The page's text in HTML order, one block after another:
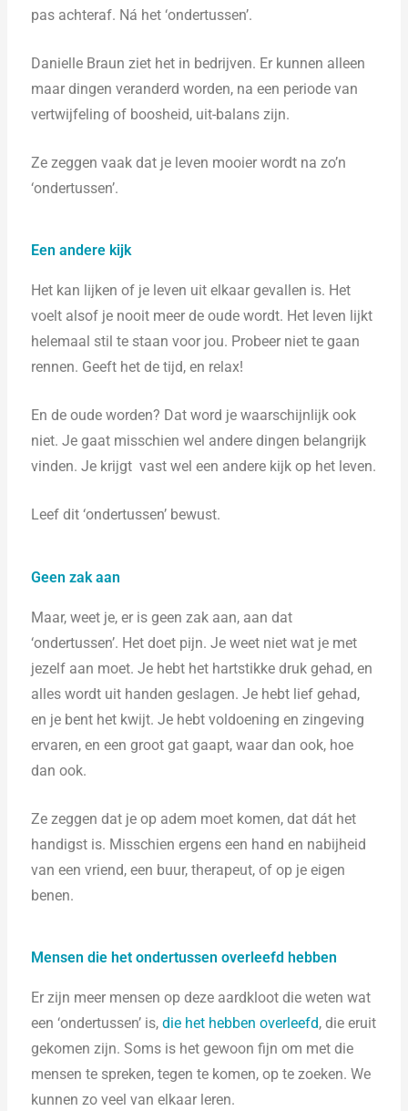
pas achteraf. Ná het ‘ondertussen’.
Danielle Braun ziet het in bedrijven. Er kunnen alleen
maar dingen veranderd worden, na een periode van
vertwijfeling of boosheid, uit-balans zijn.
Ze zeggen vaak dat je leven mooier wordt na zo’n
‘ondertussen’.
Een andere kijk
Het kan lijken of je leven uit elkaar gevallen is. Het
voelt alsof je nooit meer de oude wordt. Het leven lijkt
helemaal stil te staan voor jou. Probeer niet te gaan
rennen. Geeft het de tijd, en relax!
En de oude worden? Dat word je waarschijnlijk ook
niet. Je gaat misschien wel andere dingen belangrijk
vinden. Je krijgt vast wel een andere kijk op het leven.
Leef dit ‘ondertussen’ bewust.
Geen zak aan
Maar, weet je, er is geen zak aan, aan dat
‘ondertussen’. Het doet pijn. Je weet niet wat je met
jezelf aan moet. Je hebt het hartstikke druk gehad, en
alles wordt uit handen geslagen. Je hebt lief gehad,
en je bent het kwijt. Je hebt voldoening en zingeving
ervaren, en een groot gat gaapt, waar dan ook, hoe
dan ook.
Ze zeggen dat je op adem moet komen, dat dát het
handigst is. Misschien ergens een hand en nabijheid
van een vriend, een buur, therapeut, of op je eigen
benen.
Mensen die het ondertussen overleefd hebben
Er zijn meer mensen op deze aardkloot die weten wat
een ‘ondertussen’ is, die het hebben overleefd, die eruit
gekomen zijn. Soms is het gewoon fijn om met die
mensen te spreken, tegen te komen, op te zoeken. We
kunnen zo veel van elkaar leren.